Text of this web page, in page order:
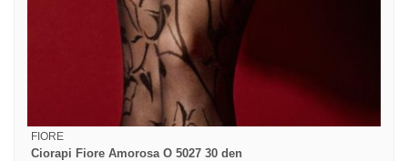
FIORE
Ciorapi Fiore Amorosa O 5027 30 den